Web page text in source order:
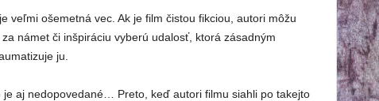
veľmi ošemetná vec. Ak je film čistou fikciou, autori môžu
námet či inšpiráciu vyberú udalosť, ktorá zásadným
ju.
aj nedopovedané… Preto, keď autori filmu siahli po takejto